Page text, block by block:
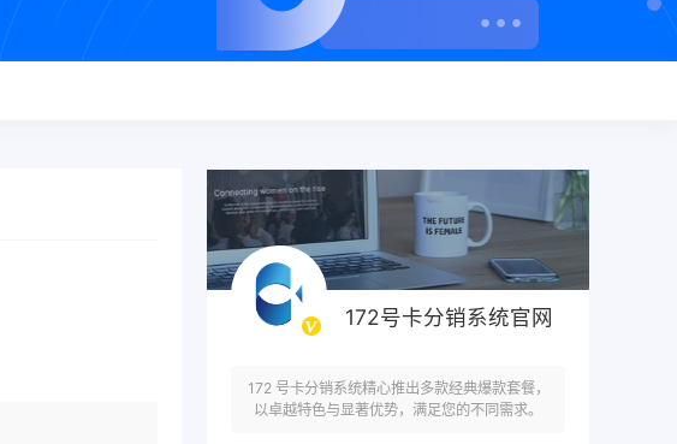
172号卡分销系统官网
172 号卡分销系统精心推出多款经典爆款套餐，
以卓越特色与显著优势，满足您的不同需求。